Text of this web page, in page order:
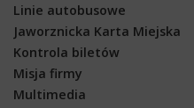
Linie autobusowe
Jaworznicka Karta Miejska
Kontrola biletów
Misja firmy
Multimedia